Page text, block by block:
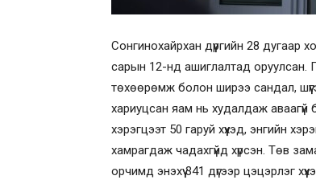
Сонгинохайрхан дүүргийн 28 дугаар
сарын 12-нд ашиглалтад оруулсан.
төхөөрөмж болон ширээ сандал,
хариуцсан яам нь худалдаж аваагүй
хэрэгцээт 50 гаруй хүүхэд, энгийн
хамрагдаж чадахгүйд хүрсэн. Төв
орчимд энэхүү 341 дүгээр цэцэрлэг